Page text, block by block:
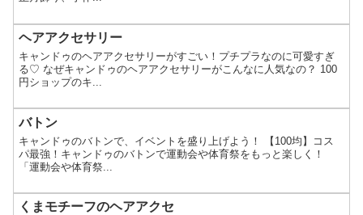
ヘアアクセサリー
キャンドゥのヘアアクセサリーがすごい！プチプラなのに可愛すぎ
る♡ なぜキャンドゥのヘアアクセサリーがこんなに人気なの？ 100
円ショップのキ...
バトン
キャンドゥのバトンで、イベントを盛り上げよう！ 【100均】コス
パ最強！キャンドゥのバトンで運動会や体育祭をもっと楽しく！
「運動会や体育祭...
くまモチーフのヘアアクセ